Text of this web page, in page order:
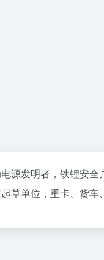
源发明者，铁锂安
草单位，重卡、货车